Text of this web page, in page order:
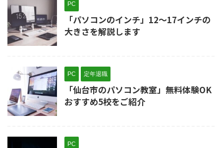
PC
「パソコンのインチ」12～17インチの
大きさを解説します
PC 定年退職
「仙台市のパソコン教室」無料体験OK
おすすめ5校をご紹介
PC